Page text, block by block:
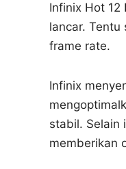
Infinix Hot 12
lancar.
frame rate.
Infinix
stabil. Selain
memberikan